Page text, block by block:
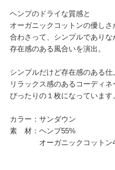
ヘンプのドライな質感と
オーガニックコットンの優しさ
合わさって、シンプルでありな
存在感のある風合いを演出。
シンプルだけど存在感のある仕
リラックス感のあるコーディネ
ぴったりの１枚になっています
カラー：サンダウン
素 材：ヘンプ55%
オーガニックコットン